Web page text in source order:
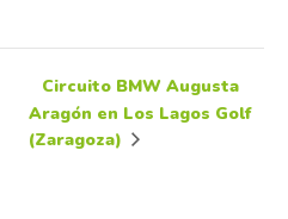
Circuito BMW Augusta
Aragón en Los Lagos Golf
(Zaragoza)